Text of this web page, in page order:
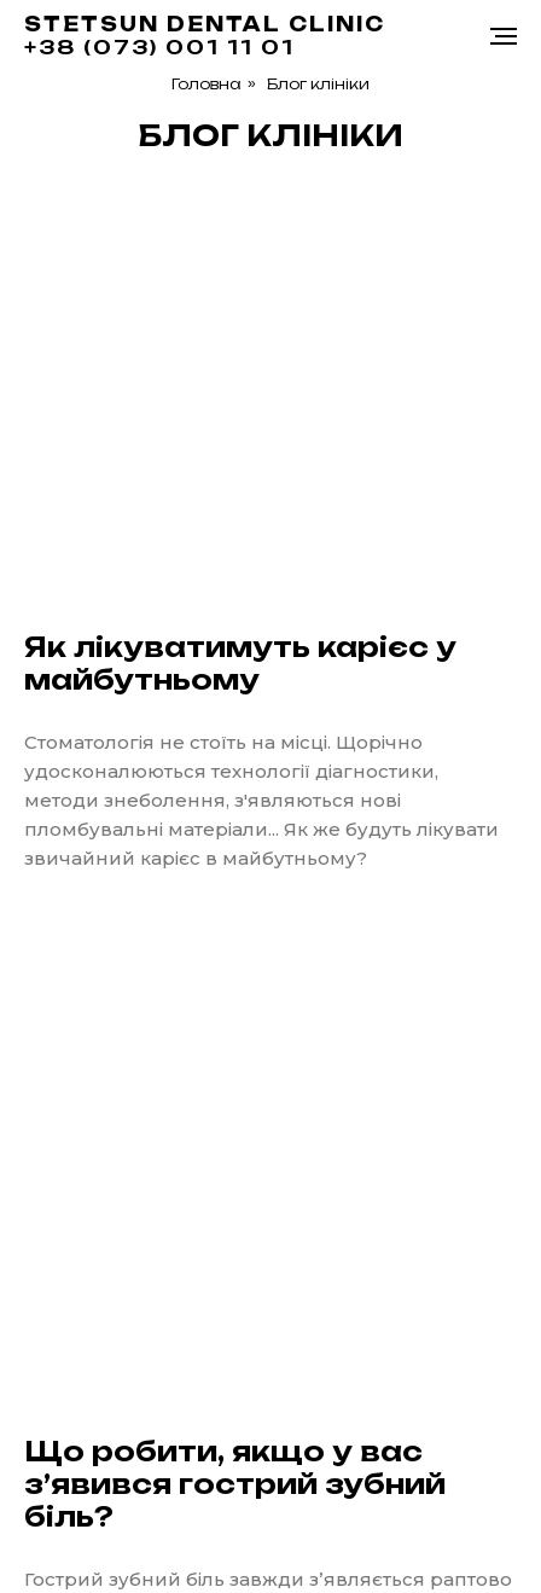
STETSUN DENTAL CLINIC
+38 (073) 001 11 01
Головна » Блог клініки
БЛОГ КЛІНІКИ
Як лікуватимуть карієс у
майбутньому
Стоматологія не стоїть на місці. Щорічно
удосконалюються технології діагностики,
методи знеболення, з'являються нові
пломбувальні матеріали... Як же будуть лікувати
звичайний карієс в майбутньому?
Що робити, якщо у вас
зʼявився гострий зубний
біль?
Гострий зубний біль завжди зʼявляється раптово